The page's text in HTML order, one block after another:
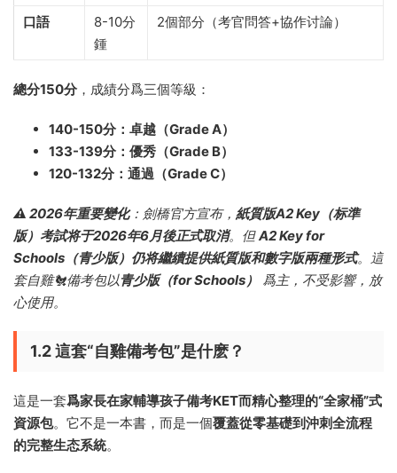
口語
8-10分
鍾
2個部分（考官問答+協作讨論）
總分150分，成績分爲三個等級：
140-150分：卓越（Grade A）
133-139分：優秀（Grade B）
120-132分：通過（Grade C）
⚠️ 2026年重要變化：劍橋官方宣布， 紙質版A2 Key（标準
版）考試将于2026年6月後正式取消。但A2 Key for
Schools（青少版）仍将繼續提供紙質版和數字版兩種形式。這
套自雞🐔備考包以青少版（for Schools）
爲主，不受影響，放
心使用。
1.2 這套“自雞備考包”是什麽？
這是一套爲家長在家輔導孩子備考KET而精心整理的“全家桶”式
資源包。它不是一本書，而是一個覆蓋從零基礎到沖刺全流程
的完整生态系統。